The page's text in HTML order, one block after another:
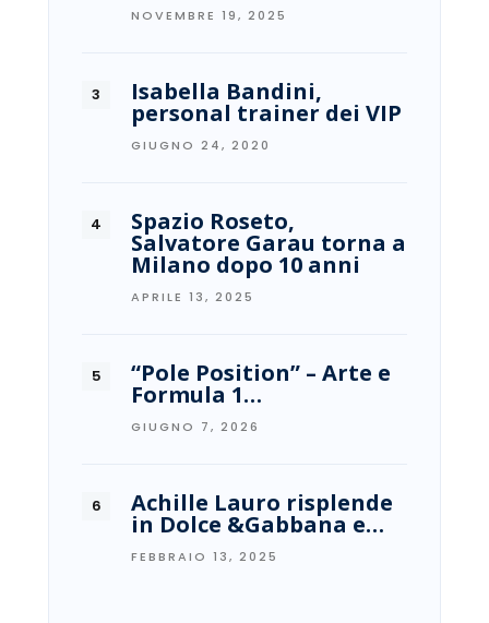
NOVEMBRE 19, 2025
Isabella Bandini,
personal trainer dei VIP
GIUGNO 24, 2020
Spazio Roseto,
Salvatore Garau torna a
Milano dopo 10 anni
APRILE 13, 2025
“Pole Position” – Arte e
Formula 1…
GIUGNO 7, 2026
Achille Lauro risplende
in Dolce &Gabbana e…
FEBBRAIO 13, 2025